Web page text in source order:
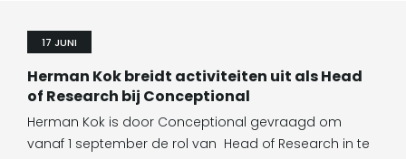
17 JUNI
Herman Kok breidt activiteiten uit als Head
of Research bij Conceptional
Herman Kok is door Conceptional gevraagd om
vanaf 1 september de rol van Head of Research in te